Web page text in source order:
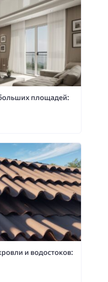
площадей:
и водостоков: